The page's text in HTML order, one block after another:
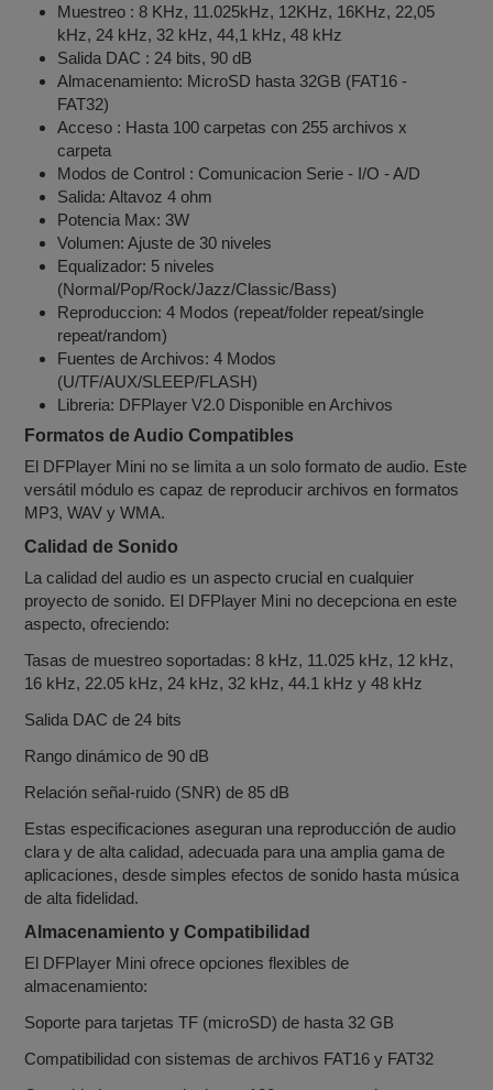
Muestreo : 8 KHz, 11.025kHz, 12KHz, 16KHz, 22,05
kHz, 24 kHz, 32 kHz, 44,1 kHz, 48 kHz
Salida DAC : 24 bits, 90 dB
Almacenamiento: MicroSD hasta 32GB (FAT16 -
FAT32)
Acceso : Hasta 100 carpetas con 255 archivos x
carpeta
Modos de Control : Comunicacion Serie - I/O - A/D
Salida: Altavoz 4 ohm
Potencia Max: 3W
Volumen: Ajuste de 30 niveles
Equalizador: 5 niveles
(Normal/Pop/Rock/Jazz/Classic/Bass)
Reproduccion: 4 Modos (repeat/folder repeat/single
repeat/random)
Fuentes de Archivos: 4 Modos
(U/TF/AUX/SLEEP/FLASH)
Libreria: DFPlayer V2.0 Disponible en Archivos
Formatos de Audio Compatibles
El DFPlayer Mini no se limita a un solo formato de audio. Este
versátil módulo es capaz de reproducir archivos en formatos
MP3, WAV y WMA.
Calidad de Sonido
La calidad del audio es un aspecto crucial en cualquier
proyecto de sonido. El DFPlayer Mini no decepciona en este
aspecto, ofreciendo:
Tasas de muestreo soportadas: 8 kHz, 11.025 kHz, 12 kHz,
16 kHz, 22.05 kHz, 24 kHz, 32 kHz, 44.1 kHz y 48 kHz
Salida DAC de 24 bits
Rango dinámico de 90 dB
Relación señal-ruido (SNR) de 85 dB
Estas especificaciones aseguran una reproducción de audio
clara y de alta calidad, adecuada para una amplia gama de
aplicaciones, desde simples efectos de sonido hasta música
de alta fidelidad.
Almacenamiento y Compatibilidad
El DFPlayer Mini ofrece opciones flexibles de
almacenamiento:
Soporte para tarjetas TF (microSD) de hasta 32 GB
Compatibilidad con sistemas de archivos FAT16 y FAT32